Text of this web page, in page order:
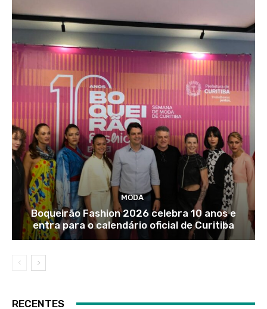
MODA
Boqueirão Fashion 2026 celebra 10 anos e
entra para o calendário oficial de Curitiba
RECENTES